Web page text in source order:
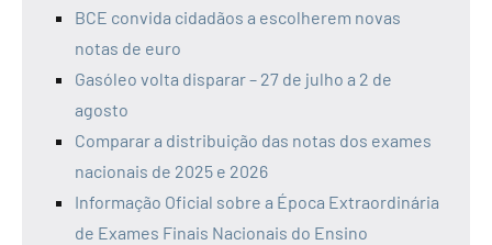
BCE convida cidadãos a escolherem novas
notas de euro
Gasóleo volta disparar – 27 de julho a 2 de
agosto
Comparar a distribuição das notas dos exames
nacionais de 2025 e 2026
Informação Oficial sobre a Época Extraordinária
de Exames Finais Nacionais do Ensino